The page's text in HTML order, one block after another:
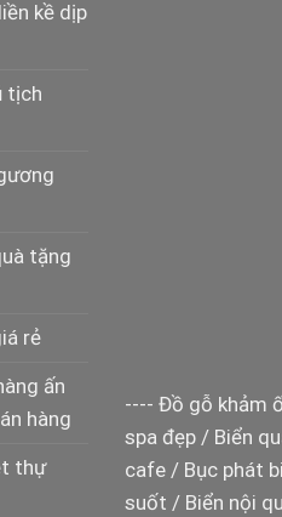
kề dịp
tịch
tặng
rẻ
ấn
hàng
thự
---- Đồ gỗ khảm
spa đẹp/ Biển
cafe/ Bục phát
suốt / Biển nội